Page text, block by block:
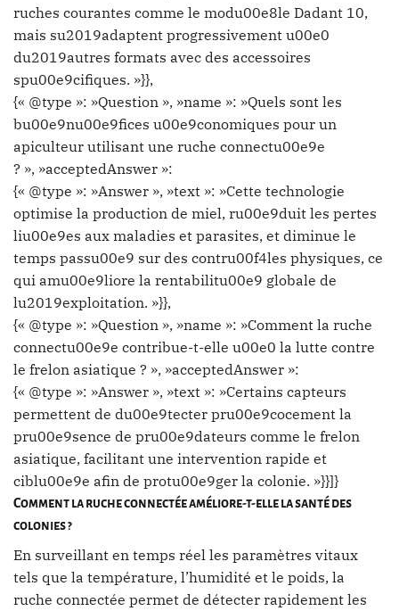
ruches courantes comme le modu00e8le Dadant 10,
mais su2019adaptent progressivement u00e0
du2019autres formats avec des accessoires
spu00e9cifiques. »}},
{« @type »: »Question », »name »: »Quels sont les
bu00e9nu00e9fices u00e9conomiques pour un
apiculteur utilisant une ruche connectu00e9e
? », »acceptedAnswer »:
{« @type »: »Answer », »text »: »Cette technologie
optimise la production de miel, ru00e9duit les pertes
liu00e9es aux maladies et parasites, et diminue le
temps passu00e9 sur des contru00f4les physiques, ce
qui amu00e9liore la rentabilitu00e9 globale de
lu2019exploitation. »}},
{« @type »: »Question », »name »: »Comment la ruche
connectu00e9e contribue-t-elle u00e0 la lutte contre
le frelon asiatique ? », »acceptedAnswer »:
{« @type »: »Answer », »text »: »Certains capteurs
permettent de du00e9tecter pru00e9cocement la
pru00e9sence de pru00e9dateurs comme le frelon
asiatique, facilitant une intervention rapide et
ciblu00e9e afin de protu00e9ger la colonie. »}}]}
Comment la ruche connectée améliore-t-elle la santé des
colonies ?
En surveillant en temps réel les paramètres vitaux
tels que la température, l’humidité et le poids, la
ruche connectée permet de détecter rapidement les